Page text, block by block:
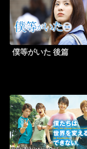
僕等がいた 後篇